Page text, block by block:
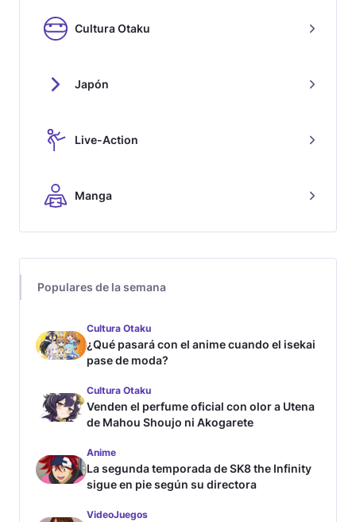
Cultura Otaku
Japón
Live-Action
Manga
Populares de la semana
Cultura Otaku
¿Qué pasará con el anime cuando el isekai
pase de moda?
Cultura Otaku
Venden el perfume oficial con olor a Utena
de Mahou Shoujo ni Akogarete
Anime
La segunda temporada de SK8 the Infinity
sigue en pie según su directora
VideoJuegos